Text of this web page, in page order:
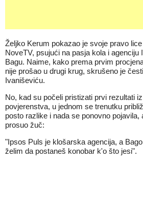
Željko Kerum pokazao je svoje pravo
NoveTV, psujući na pasja kola i agenciju
Bagu. Naime, kako prema prvim
nije prošao u drugi krug, skrušeno je
Ivaniševiću.
No, kad su počeli pristizati prvi rezultati
povjerenstva, u jednom se trenutku
posto razlike i nada se ponovno
prosuo žuč:
"Ipsos Puls je klošarska agencija, a
želim da postaneš konobar k'o što jesi".